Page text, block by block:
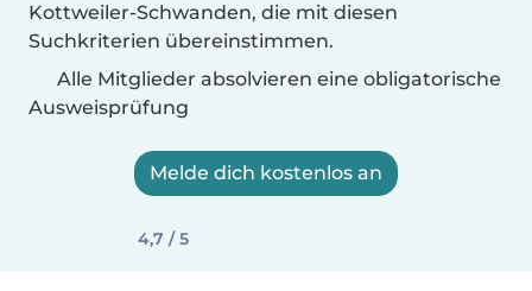
Kottweiler-Schwanden, die mit diesen
Suchkriterien übereinstimmen.
Alle Mitglieder absolvieren eine obligatorische
Ausweisprüfung
Melde dich kostenlos an
4,7 / 5